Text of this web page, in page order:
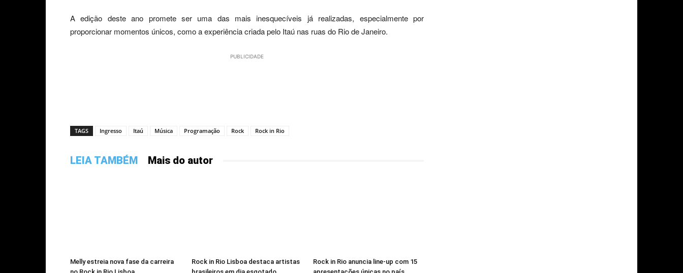
A edição deste ano promete ser uma das mais inesquecíveis já realizadas, especialmente por
proporcionar momentos únicos, como a experiência criada pelo Itaú nas ruas do Rio de Janeiro.
PUBLICIDADE
TAGS Ingresso Itaú Música Programação Rock Rock in Rio
LEIA TAMBÉM Mais do autor
Melly estreia nova fase da carreira
Rock in Rio Lisboa destaca artistas
Rock in Rio anuncia line-up com 15